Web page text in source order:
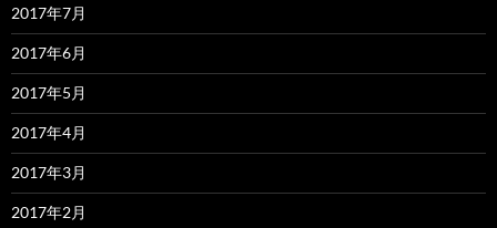
2017年7月
2017年6月
2017年5月
2017年4月
2017年3月
2017年2月